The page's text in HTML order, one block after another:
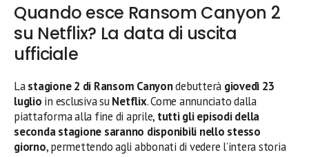
Quando esce Ransom Canyon 2
su Netflix? La data di uscita
ufficiale
Lastagione 2 di Ransom Canyondebutterà giovedì 23
luglio in esclusiva suNetflix. Come annunciato dalla
piattaforma alla fine di aprile, tutti gli episodi della
seconda stagione saranno disponibili nello stesso
giorno, permettendo agli abbonati di vedere l’intera storia